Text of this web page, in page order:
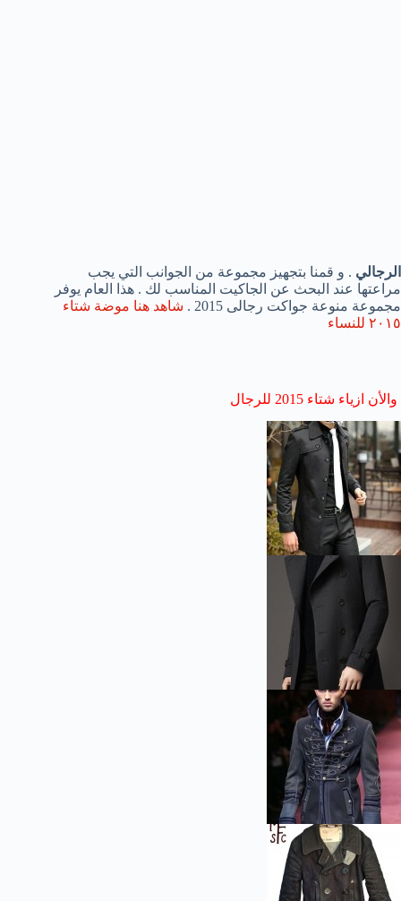
الرجالي . و قمنا بتجهيز مجموعة من الجوانب التي يجب
مراعتها عند البحث عن الجاكيت المناسب لك . هذا العام يوفر
مجموعة منوعة جواكت رجالى 2015 .
شاهد هنا موضة شتاء
٢٠١٥ للنساء
والأن ازياء شتاء 2015 للرجال